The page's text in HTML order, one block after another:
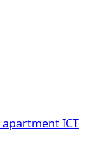
apartmentICT